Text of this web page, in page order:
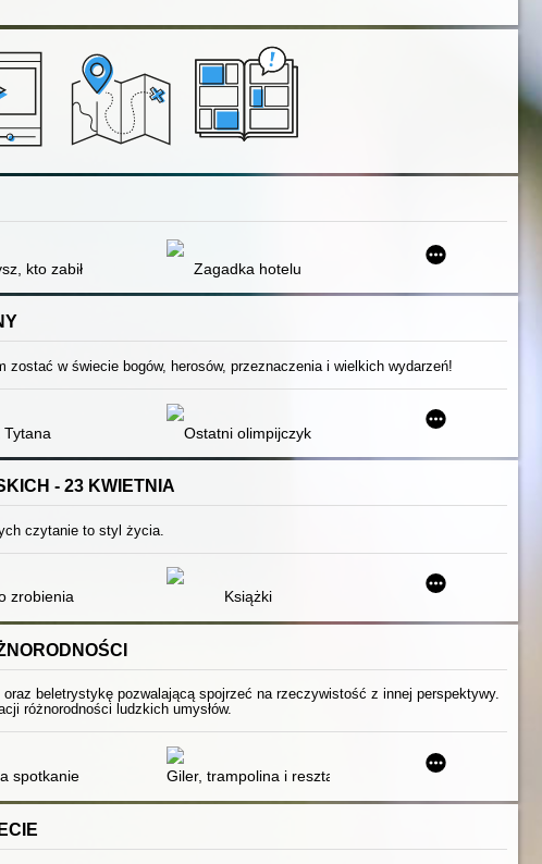
kto zabił Zagadka hotelu
w świecie bogów, herosów, przeznaczenia i wielkich wydarzeń!
Tytana Ostatni olimpijczyk
- 23 KWIETNIA
czytanie to styl życia.
zaczynał
zrobienia Książki
beletrystykę pozwalającą spojrzeć na rzeczywistość z innej perspektywy.
różnorodności ludzkich umysłów.
o neuroróżnorodności
spotkanie z moją córkąGiler, trampolina i reszta świata